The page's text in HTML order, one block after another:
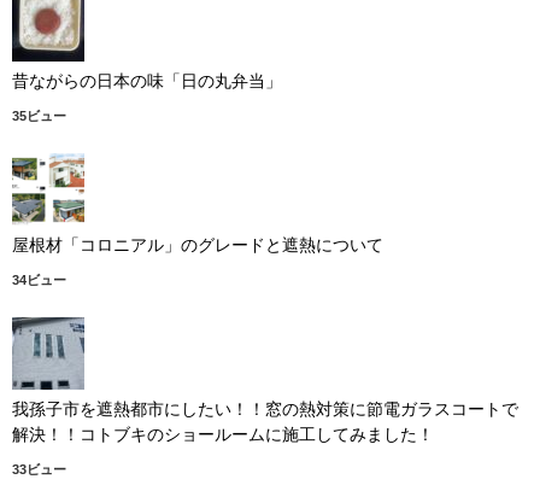
昔ながらの日本の味「日の丸弁当」
35ビュー
屋根材「コロニアル」のグレードと遮熱について
34ビュー
我孫子市を遮熱都市にしたい！！窓の熱対策に節電ガラスコートで
解決！！コトブキのショールームに施工してみました！
33ビュー